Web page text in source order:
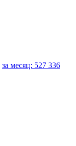
за месяц: 527 336